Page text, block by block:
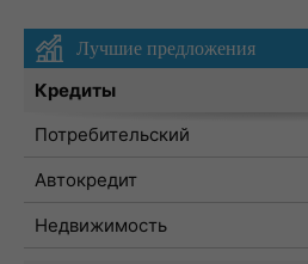
Лучшие предложения
Кредиты
Потребительский
Автокредит
Недвижимость